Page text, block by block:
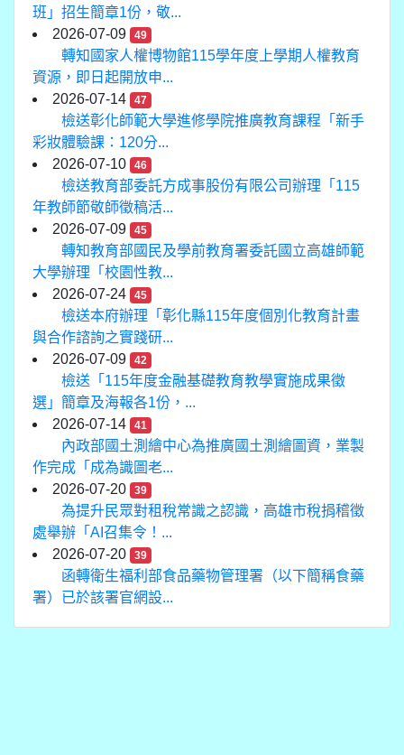
班」招生簡章1份，敬...
2026-07-09
49
轉知國家人權博物館115學年度上學期人權教育
資源，即日起開放申...
2026-07-14
47
檢送彰化師範大學進修學院推廣教育課程「新手
彩妝體驗課：120分...
2026-07-10
46
檢送教育部委託方成事股份有限公司辦理「115
年教師節敬師徵稿活...
2026-07-09
45
轉知教育部國民及學前教育署委託國立高雄師範
大學辦理「校園性教...
2026-07-24
45
檢送本府辦理「彰化縣115年度個別化教育計畫
與合作諮詢之實踐研...
2026-07-09
42
檢送「115年度金融基礎教育教學實施成果徵
選」簡章及海報各1份，...
2026-07-14
41
內政部國土測繪中心為推廣國土測繪圖資，業製
作完成「成為識圖老...
2026-07-20
39
為提升民眾對租稅常識之認識，高雄市稅捐稽徵
處舉辦「AI召集令！...
2026-07-20
39
函轉衛生福利部食品藥物管理署（以下簡稱食藥
署）已於該署官網設...